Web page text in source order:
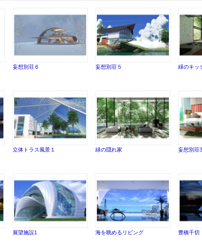
妄想別荘６ 妄想別荘５ 緑のキッ
立体トラス風景１ 緑の隠れ家 妄想別荘
展望施設1 海を眺めるリビング 豊橋千切